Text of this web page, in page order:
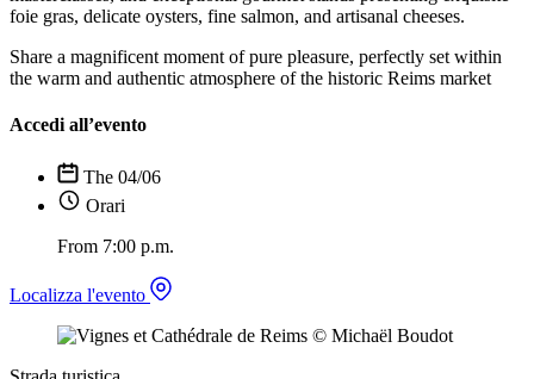
foie gras, delicate oysters, fine salmon, and artisanal cheeses.
Share a magnificent moment of pure pleasure, perfectly set within
the warm and authentic atmosphere of the historic Reims market
Accedi all’evento
The 04/06
Orari
From 7:00 p.m.
Localizza l'evento